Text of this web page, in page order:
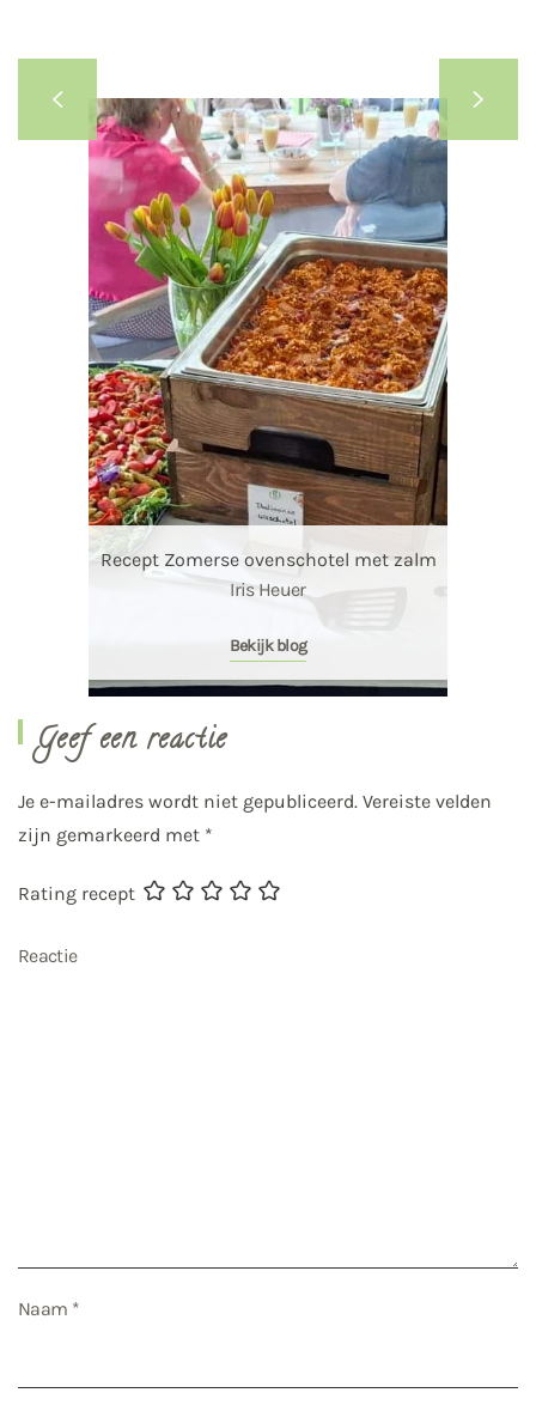
Recept Zomerse ovenschotel met zalm
Iris Heuer
Bekijk blog
Geef een reactie
Je e-mailadres wordt niet gepubliceerd. Vereiste velden
zijn gemarkeerd met *
Rating recept
Reactie
Naam *